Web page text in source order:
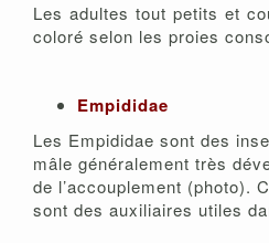
Les adultes tout petits et
coloré selon les proies
Empididae
Les Empididae sont des
mâle généralement très
de l’accouplement (photo).
sont des auxiliaires utiles